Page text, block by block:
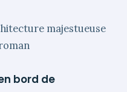
majestueuse
bord de